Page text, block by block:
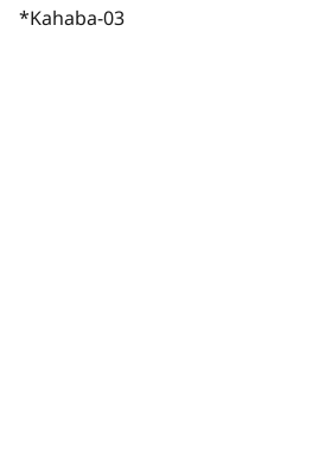
*Kahaba-03